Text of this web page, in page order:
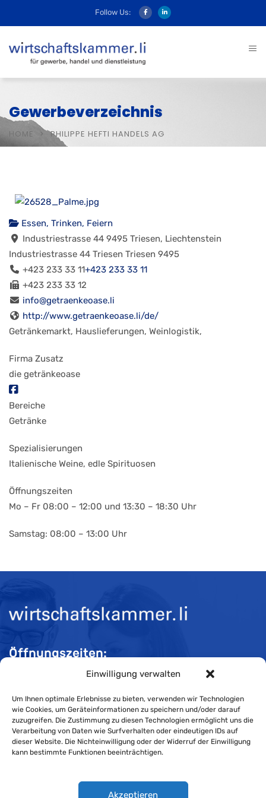
Einwilligung verwalten
Um Ihnen optimale Erlebnisse zu bieten, verwenden wir Technologien
wie Cookies, um Geräteinformationen zu speichern und/oder darauf
zuzugreifen. Die Zustimmung zu diesen Technologien ermöglicht uns die
Verarbeitung von Daten wie Surfverhalten oder eindeutigen IDs auf
dieser Website. Die Nichteinwilligung oder der Widerruf der Einwilligung
kann bestimmte Funktionen beeinträchtigen.
Akzeptieren
Follow Us:
Gewerbeverzeichnis
HOME PHILIPPE HEFTI HANDELS AG
Essen, Trinken, Feiern
Industriestrasse 44 9495 Triesen, Liechtenstein
Industriestrasse 44 Triesen Triesen 9495
+423 233 33 11+423 233 33 11
+423 233 33 12
info@getraenkeoase.li
http://www.getraenkeoase.li/de/
Getränkemarkt, Hauslieferungen, Weinlogistik,
Firma Zusatz
die getränkeoase
Bereiche
Getränke
Spezialisierungen
Italienische Weine, edle Spirituosen
Öffnungszeiten
Mo – Fr 08:00 – 12:00 und 13:30 – 18:30 Uhr
Samstag: 08:00 – 13:00 Uhr
Öffnungszeiten:
Mo-Do 08:00 bis 11:30 und 13:30 bis 16:30 Uhr
Fr 08:00 bis 11:30 und 13:30 bis 16:00 Uhr
Impressum
Cookie-Richtlinie